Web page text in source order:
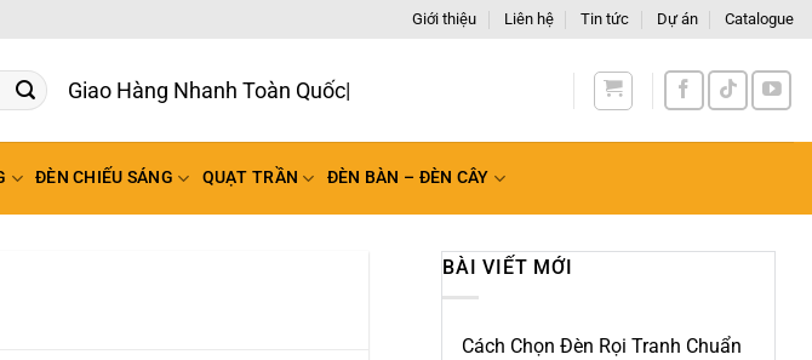
Giới thiệu Liên hệ Tin tức Dự án Catalogue
G
ĐÈN CHIẾU SÁNG QUẠT TRẦN ĐÈN BÀN – ĐÈN CÂY
BÀI VIẾT MỚI
Cách Chọn Đèn Rọi Tranh Chuẩn